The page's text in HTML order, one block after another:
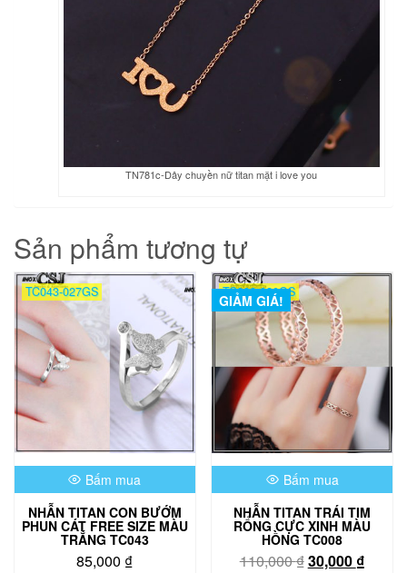
TN781c-Dây chuyền nữ titan mặt i love you
Sản phẩm tương tự
TC043-027GS
Bấm mua
NHẪN TITAN CON BƯỚM
PHUN CÁT FREE SIZE MÀU
TRẮNG TC043
85,000 ₫
GIẢM GIÁ!
TC008-020GS
Bấm mua
NHẪN TITAN TRÁI TIM
RỔNG CỰC XINH MÀU
HỒNG TC008
110,000₫Giá
30,000 ₫Giá